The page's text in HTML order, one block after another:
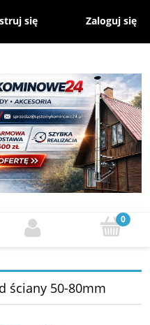
się Zaloguj się
ściany 50-80mm